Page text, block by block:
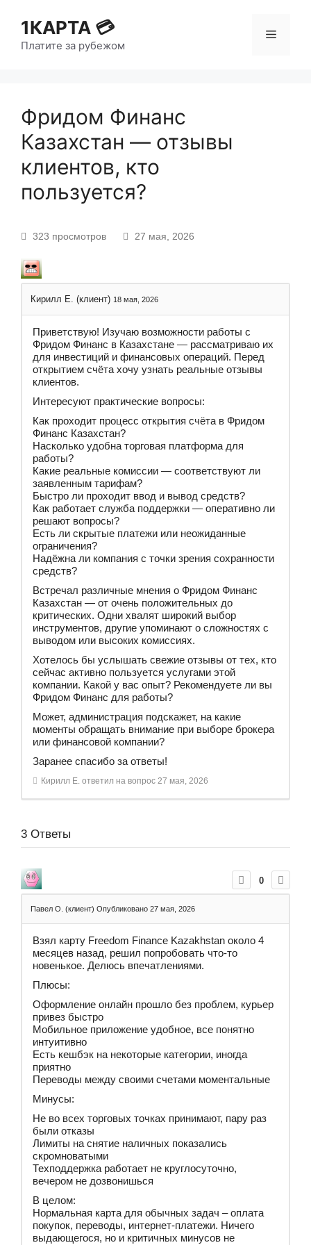
1КАРТА 💳
Платите за рубежом
Фридом Финанс
Казахстан — отзывы
клиентов, кто
пользуется?
323 просмотров 27 мая, 2026
Кирилл Е. (клиент) 18 мая, 2026
Приветствую! Изучаю возможности работы с
Фридом Финанс в Казахстане — рассматриваю их
для инвестиций и финансовых операций. Перед
открытием счёта хочу узнать реальные отзывы
клиентов.
Интересуют практические вопросы:
Как проходит процесс открытия счёта в Фридом
Финанс Казахстан?
Насколько удобна торговая платформа для
работы?
Какие реальные комиссии — соответствуют ли
заявленным тарифам?
Быстро ли проходит ввод и вывод средств?
Как работает служба поддержки — оперативно ли
решают вопросы?
Есть ли скрытые платежи или неожиданные
ограничения?
Надёжна ли компания с точки зрения сохранности
средств?
Встречал различные мнения о Фридом Финанс
Казахстан — от очень положительных до
критических. Одни хвалят широкий выбор
инструментов, другие упоминают о сложностях с
выводом или высоких комиссиях.
Хотелось бы услышать свежие отзывы от тех, кто
сейчас активно пользуется услугами этой
компании. Какой у вас опыт? Рекомендуете ли вы
Фридом Финанс для работы?
Может, администрация подскажет, на какие
моменты обращать внимание при выборе брокера
или финансовой компании?
Заранее спасибо за ответы!
Кирилл Е. ответил на вопрос 27 мая, 2026
3 Ответы
0
Павел О. (клиент) Опубликовано 27 мая, 2026
Взял карту Freedom Finance Kazakhstan около 4
месяцев назад, решил попробовать что-то
новенькое. Делюсь впечатлениями.
Плюсы:
Оформление онлайн прошло без проблем, курьер
привез быстро
Мобильное приложение удобное, все понятно
интуитивно
Есть кешбэк на некоторые категории, иногда
приятно
Переводы между своими счетами моментальные
Минусы:
Не во всех торговых точках принимают, пару раз
были отказы
Лимиты на снятие наличных показались
скромноватыми
Техподдержка работает не круглосуточно,
вечером не дозвонишься
В целом:
Нормальная карта для обычных задач – оплата
покупок, переводы, интернет-платежи. Ничего
выдающегося, но и критичных минусов не